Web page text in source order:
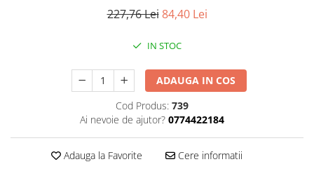
227,76 Lei 84,40 Lei
IN STOC
ADAUGA IN COS
Cod Produs: 739
Ai nevoie de ajutor? 0774422184
Adauga la Favorite Cere informatii